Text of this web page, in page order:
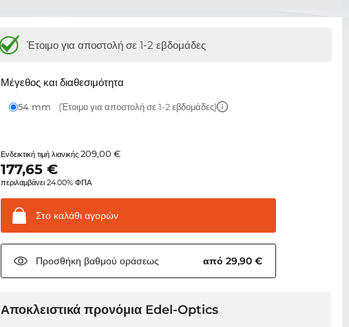
Έτοιμο για αποστολή σε 1-2 εβδομάδες
Μέγεθος και διαθεσιμότητα
54 mm (Έτοιμο για αποστολή σε 1-2 εβδομάδες)
Ενδεικτική τιμή λιανικής209,00 €
177,65 €
περιλαμβάνει 24.00% ΦΠΑ
Στο καλάθι αγορών
Προσθήκη βαθμού οράσεως από 29,90 €
Αποκλειστικά προνόμια Edel-Optics